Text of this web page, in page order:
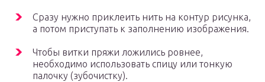
Сразу нужно приклеить нить на контур рисунка,
а потом приступать к заполнению изображения.
Чтобы витки пряжи ложились ровнее,
необходимо использовать спицу или тонкую
палочку (зубочистку).